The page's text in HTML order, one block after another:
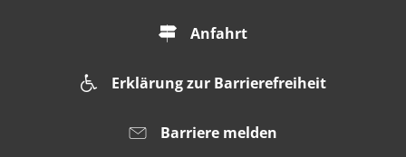
Anfahrt
Erklärung zur Barrierefreiheit
Barriere melden